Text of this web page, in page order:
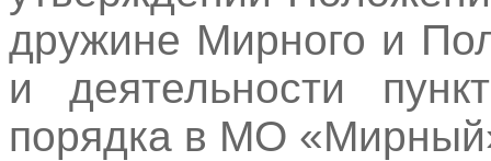
дружине Мирного и
и деятельности
порядка в МО